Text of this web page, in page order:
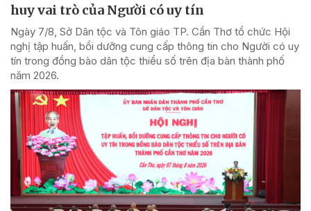
huy vai trò của Người có uy tín
Ngày 7/8, Sở Dân tộc và Tôn giáo TP. Cần Thơ tổ chức Hội
nghị tập huấn, bồi dưỡng cung cấp thông tin cho Người có uy
tín trong đồng bào dân tộc thiểu số trên địa bàn thành phố
năm 2026.